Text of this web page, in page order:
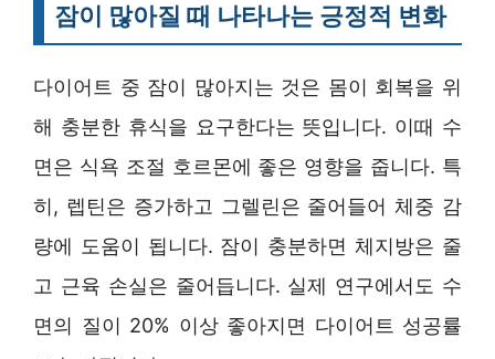
잠이 많아질 때 나타나는 긍정적 변화
다이어트 중 잠이 많아지는 것은 몸이 회복을 위
해 충분한 휴식을 요구한다는 뜻입니다. 이때 수
면은 식욕 조절 호르몬에 좋은 영향을 줍니다. 특
히, 렙틴은 증가하고 그렐린은 줄어들어 체중 감
량에 도움이 됩니다. 잠이 충분하면 체지방은 줄
고 근육 손실은 줄어듭니다. 실제 연구에서도 수
면의 질이 20% 이상 좋아지면 다이어트 성공률